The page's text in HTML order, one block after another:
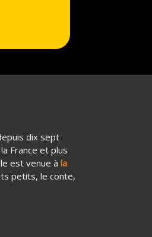
dix sept
France et plus
est venue à la
petits, le conte,